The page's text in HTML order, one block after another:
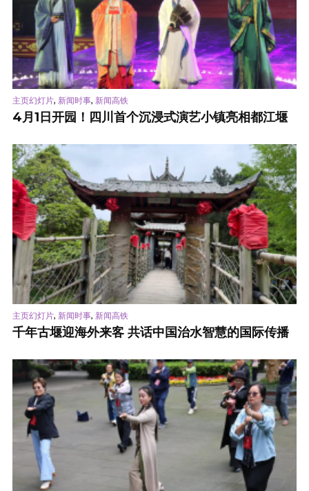
主页幻灯片, 新闻时事, 新闻高铁
4月1日开园！四川首个沉浸式演艺小镇亮相都江堰
主页幻灯片, 新闻时事, 新闻高铁
千年古堰迎海外来客 共话中国治水智慧的国际传播